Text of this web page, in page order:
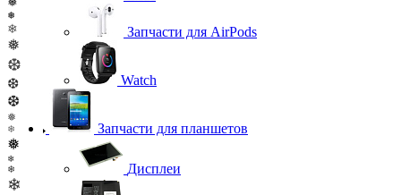
❅
❄
❅
❆
❆
❆
❅
❄
❅
❄
❄
❄
Запчасти для AirPods
Watch
Запчасти для планшетов
Дисплеи